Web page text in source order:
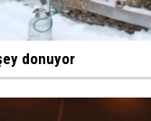
donuyor